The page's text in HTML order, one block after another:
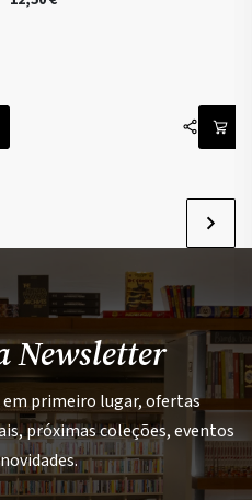
Newsletter
em primeiro lugar, ofertas
próximas coleções, eventos